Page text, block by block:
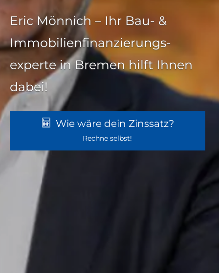
Eric Mönnich – Ihr Bau- &
Immobilien­finanzierungs­
experte in Bremen hilft Ihnen
dabei!
Wie wäre dein Zinssatz?
Rechne selbst!